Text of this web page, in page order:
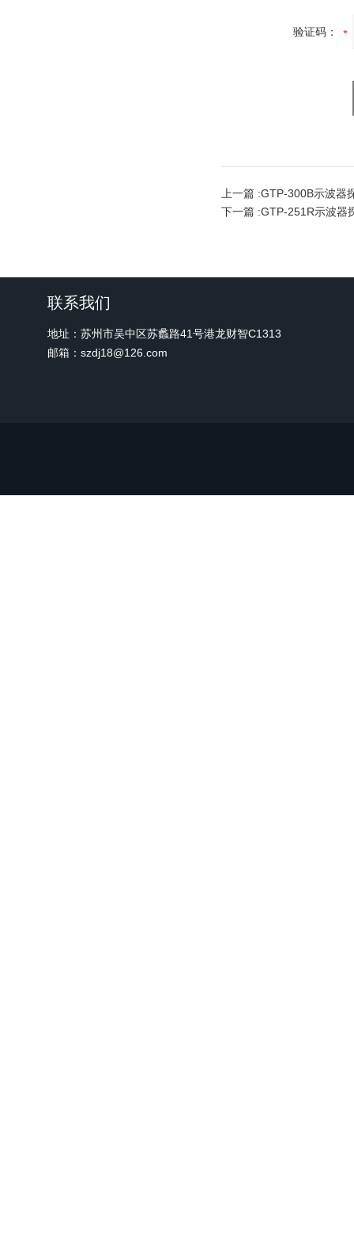
验证码：
上一篇 :GTP-300B示波器
下一篇 :GTP-251R示波器
联系我们
地址：苏州市吴中区苏蠡路41号港龙财智C1313
邮箱：szdj18@126.com